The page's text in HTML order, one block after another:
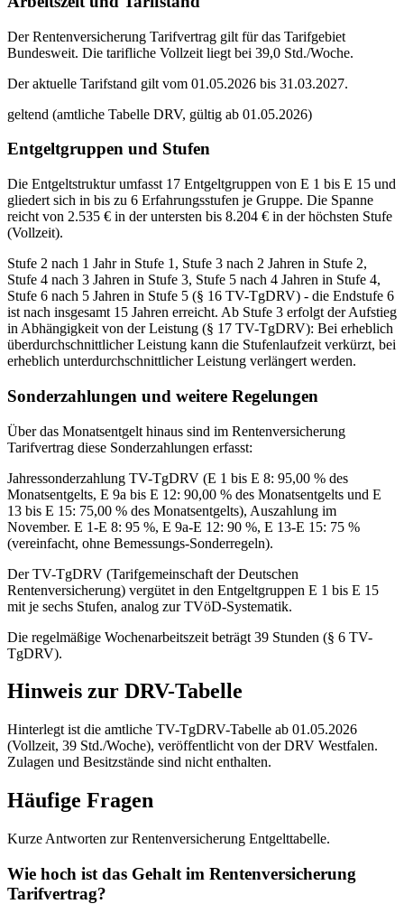
Der Rentenversicherung Tarifvertrag gilt für das Tarifgebiet
Bundesweit. Die tarifliche Vollzeit liegt bei 39,0 Std./Woche.
Der aktuelle Tarifstand gilt vom 01.05.2026 bis 31.03.2027.
geltend (amtliche Tabelle DRV, gültig ab 01.05.2026)
Entgeltgruppen und Stufen
Die Entgeltstruktur umfasst 17 Entgeltgruppen von E 1 bis E 15 und
gliedert sich in bis zu 6 Erfahrungsstufen je Gruppe. Die Spanne
reicht von 2.535 € in der untersten bis 8.204 € in der höchsten Stufe
(Vollzeit).
Stufe 2 nach 1 Jahr in Stufe 1, Stufe 3 nach 2 Jahren in Stufe 2,
Stufe 4 nach 3 Jahren in Stufe 3, Stufe 5 nach 4 Jahren in Stufe 4,
Stufe 6 nach 5 Jahren in Stufe 5 (§ 16 TV-TgDRV) - die Endstufe 6
ist nach insgesamt 15 Jahren erreicht. Ab Stufe 3 erfolgt der Aufstieg
in Abhängigkeit von der Leistung (§ 17 TV-TgDRV): Bei erheblich
überdurchschnittlicher Leistung kann die Stufenlaufzeit verkürzt, bei
erheblich unterdurchschnittlicher Leistung verlängert werden.
Sonderzahlungen und weitere Regelungen
Über das Monatsentgelt hinaus sind im Rentenversicherung
Tarifvertrag diese Sonderzahlungen erfasst:
Jahressonderzahlung TV-TgDRV (E 1 bis E 8: 95,00 % des
Monatsentgelts, E 9a bis E 12: 90,00 % des Monatsentgelts und E
13 bis E 15: 75,00 % des Monatsentgelts), Auszahlung im
November. E 1-E 8: 95 %, E 9a-E 12: 90 %, E 13-E 15: 75 %
(vereinfacht, ohne Bemessungs-Sonderregeln).
Der TV-TgDRV (Tarifgemeinschaft der Deutschen
Rentenversicherung) vergütet in den Entgeltgruppen E 1 bis E 15
mit je sechs Stufen, analog zur TVöD-Systematik.
Die regelmäßige Wochenarbeitszeit beträgt 39 Stunden (§ 6 TV-
TgDRV).
Hinweis zur DRV-Tabelle
Hinterlegt ist die amtliche TV-TgDRV-Tabelle ab 01.05.2026
(Vollzeit, 39 Std./Woche), veröffentlicht von der DRV Westfalen.
Zulagen und Besitzstände sind nicht enthalten.
Häufige Fragen
Kurze Antworten zur Rentenversicherung Entgelttabelle.
Wie hoch ist das Gehalt im Rentenversicherung
Tarifvertrag?